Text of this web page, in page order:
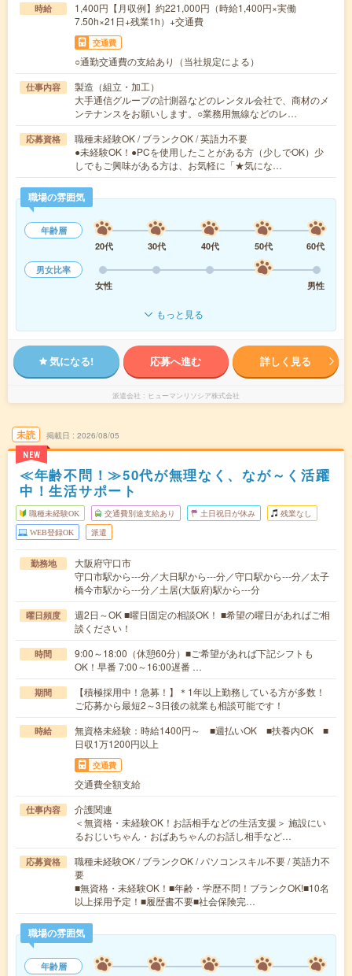
時給
1,400円【月収例】約221,000円（時給1,400円×実働
7.50h×21日+残業1h）+交通費
交通費
○通勤交通費の支給あり（当社規定による）
仕事内容
製造（組立・加工）
大手通信グループの計測器などのレンタル会社で、商材のメ
ンテナンスをお願いします。○業務用無線などのレ…
応募資格
職種未経験OK / ブランクOK / 英語力不要
●未経験OK！●PCを使用したことがある方（少しでOK）少
しでもご興味がある方は、お気軽に「★気にな…
職場の雰囲気
年齢層
20代
30代 40代 50代
60代
男女比率
女性
男性
もっと見る
気になる! 応募へ進む 詳しく見る
派遣会社 ヒューマンリソシア株式会社
未読
NEW
掲載日 2026/08/05
≪年齢不問！≫50代が無理なく、なが～く活躍
中！生活サポート
職種未経験OK 交通費別途支給あり 土日祝日が休み 残業なし
WEB登録OK 派遣
勤務地
大阪府守口市
守口市駅から---分／大日駅から---分／守口駅から---分／太子
橋今市駅から---分／土居(大阪府)駅から---分
曜日頻度
週2日～OK ■曜日固定の相談OK！ ■希望の曜日があればご相
談ください！
時間
9:00～18:00（休憩60分）■ご希望があれば下記シフトも
OK！早番 7:00～16:00遅番 …
期間
【積極採用中！急募！】＊1年以上勤務している方が多数！
ご応募から最短2～3日後の就業も相談可能です！
時給
無資格未経験：時給1400円～ ■週払いOK ■扶養内OK ■
日収1万1200円以上
交通費
交通費全額支給
仕事内容
介護関連
＜無資格・未経験OK！お話相手などの生活支援＞ 施設にい
るおじいちゃん・おばあちゃんのお話し相手など…
応募資格
職種未経験OK / ブランクOK / パソコンスキル不要 / 英語力不
要
■無資格・未経験OK！■年齢・学歴不問！ブランクOK!■10名
以上採用予定！■履歴書不要■社会保険完…
職場の雰囲気
年齢層